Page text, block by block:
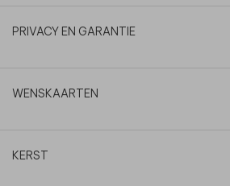
PRIVACY EN GARANTIE
WENSKAARTEN
KERST